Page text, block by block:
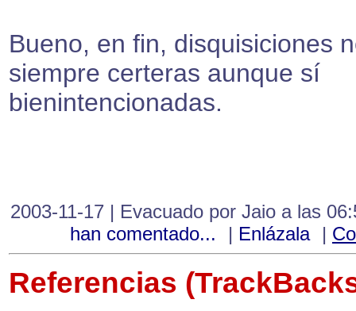
Bueno, en fin, disquisiciones
siempre certeras aunque sí
bienintencionadas.
2003-11-17 | Evacuado por Jaio a las
han comentado...
| Enlázala |
Referencias